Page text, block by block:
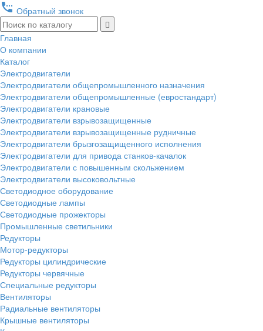
settings_phone Обратный звонок
Главная
О компании
Каталог
Электродвигатели
Электродвигатели общепромышленного назначения
Электродвигатели общепромышленные (евростандарт)
Электродвигатели крановые
Электродвигатели взрывозащищенные
Электродвигатели взрывозащищенные рудничные
Электродвигатели брызгозащищенного исполнения
Электродвигатели для привода станков-качалок
Электродвигатели с повышенным скольжением
Электродвигатели высоковольтные
Светодиодное оборудование
Светодиодные лампы
Светодиодные прожекторы
Промышленные светильники
Редукторы
Мотор-редукторы
Редукторы цилиндрические
Редукторы червячные
Специальные редукторы
Вентиляторы
Радиальные вентиляторы
Крышные вентиляторы